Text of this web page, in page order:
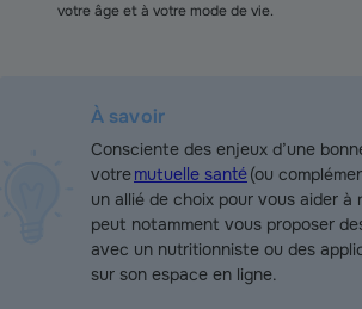
votre âge et à votre mode de vie.
À savoir
Consciente des enjeux d’une
votremutuelle santé(ou
un allié de choix pour vous aider à
peut notamment vous proposer
avec un nutritionniste ou des
sur son espace en ligne.